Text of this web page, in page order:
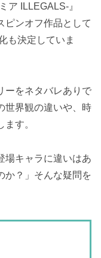
ア ILLEGALS-』
ピンオフ作品として
も決定していま
ーをネタバレありで
世界観の違いや、時
す。
場キャラに違いはあ
か？」そんな疑問を